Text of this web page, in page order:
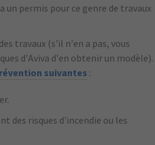
un permis pour ce genre de travaux
travaux (s’il n’en a pas, vous
d’Aviva d’en obtenir un modèle).
suivantes :
des risques d’incendie ou les